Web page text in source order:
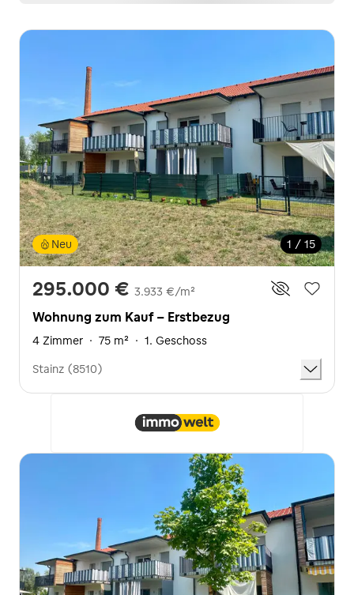
1 / 15
Neu
295.000 € 3.933 €/m²
Wohnung zum Kauf - Erstbezug
4 Zimmer · 75 m² · 1. Geschoss
Stainz (8510)